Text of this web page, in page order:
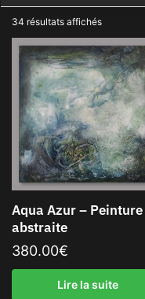
34 résultats affichés
Aqua Azur – Peinture
abstraite
380.00€
Lire la suite